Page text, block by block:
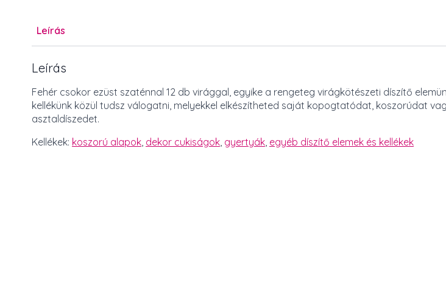
Leírás
Leírás
Fehér csokor ezüst szaténnal 12 db virággal, egyike a rengeteg virágkötészeti díszítő
kellékünk közül tudsz válogatni, melyekkel elkészítheted saját kopogtatódat, koszorúdat
asztaldíszedet.
Kellékek: koszorú alapok, dekor cukiságok, gyertyák, egyéb díszítő elemek és kellékek